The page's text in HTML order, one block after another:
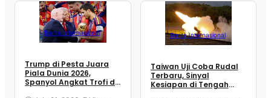
Berita Internasional
Trump di Pesta Juara
Piala Dunia 2026,
Spanyol Angkat Trofi di
Berita Internasional
Taiwan Uji Coba Rudal
Terbaru, Sinyal
Kesiapan di Tengah